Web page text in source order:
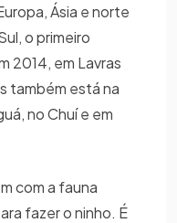
Ásia e norte
o primeiro
2014, em Lavras
também está na
no Chuí e em
com a fauna
fazer o ninho. É